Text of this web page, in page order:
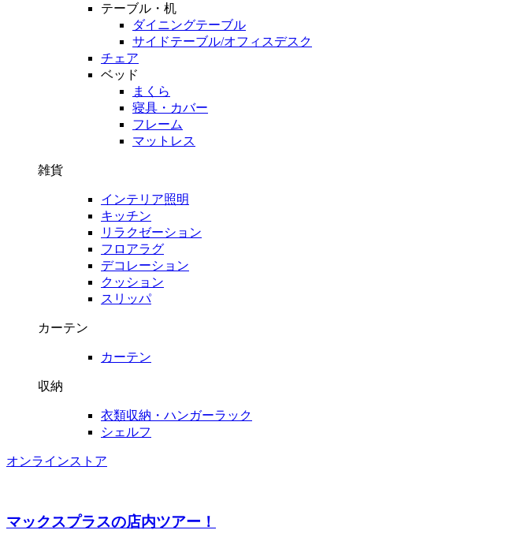
テーブル・机
ダイニングテーブル
サイドテーブル/オフィスデスク
チェア
ベッド
まくら
寝具・カバー
フレーム
マットレス
雑貨
インテリア照明
キッチン
リラクゼーション
フロアラグ
デコレーション
クッション
スリッパ
カーテン
カーテン
収納
衣類収納・ハンガーラック
シェルフ
オンラインストア
マックスプラスの店内ツアー！